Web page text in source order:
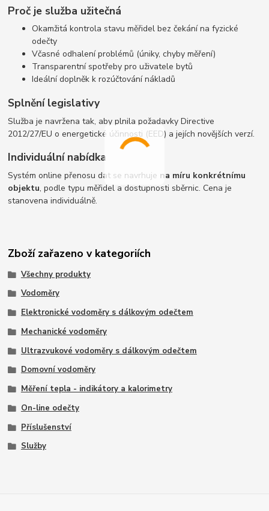
Proč je služba užitečná
Okamžitá kontrola stavu měřidel bez čekání na fyzické
odečty
Včasné odhalení problémů (úniky, chyby měření)
Transparentní spotřeby pro uživatele bytů
Ideální doplněk k rozúčtování nákladů
Splnění legislativy
Služba je navržena tak, aby plnila požadavky Directive
2012/27/EU o energetické účinnosti (EED) a jejích novějších verzí.
Individuální nabídka
Systém online přenosu dat se navrhuje na míru konkrétnímu
objektu, podle typu měřidel a dostupnosti sběrnic. Cena je
stanovena individuálně.
Zboží zařazeno v kategoriích
Všechny produkty
Vodoměry
Elektronické vodoměry s dálkovým odečtem
Mechanické vodoměry
Ultrazvukové vodoměry s dálkovým odečtem
Domovní vodoměry
Měření tepla - indikátory a kalorimetry
On-line odečty
Příslušenství
Služby